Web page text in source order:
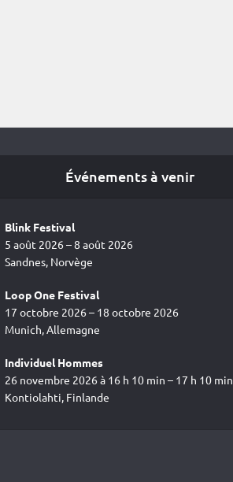
Événements à venir
Blink Festival
5 août 2026 – 8 août 2026
Sandnes, Norvège
Loop One Festival
17 octobre 2026 – 18 octobre 2026
Munich, Allemagne
Individuel Hommes
26 novembre 2026 à 16 h 10 min – 17 h 10 min
Kontiolahti, Finlande